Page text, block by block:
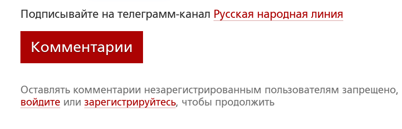
Подписывайте на телеграмм-канал Русская народная линия
Комментарии
Оставлять комментарии незарегистрированным пользователям запрещено,
войдите или зарегистрируйтесь, чтобы продолжить